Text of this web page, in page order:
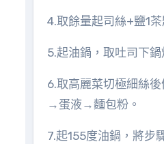
4.取餘量起司絲+鹽1
5.起油鍋，取吐司下
6.取高麗菜切極細絲
→蛋液→麵包粉。
7.起155度油鍋，將步